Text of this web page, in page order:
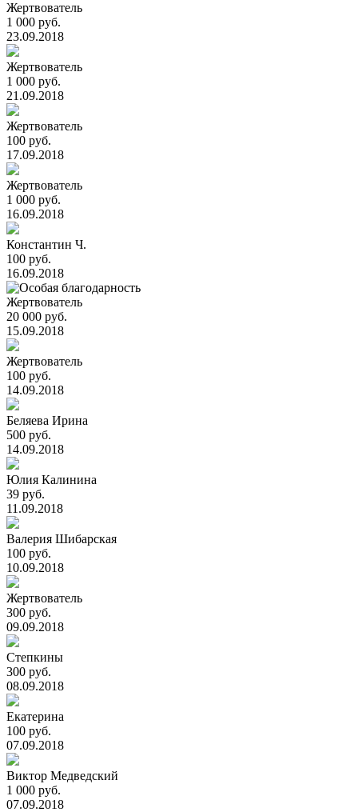
Жертвователь
1 000 руб.
23.09.2018
Жертвователь
1 000 руб.
21.09.2018
Жертвователь
100 руб.
17.09.2018
Жертвователь
1 000 руб.
16.09.2018
Константин Ч.
100 руб.
16.09.2018
Жертвователь
20 000 руб.
15.09.2018
Жертвователь
100 руб.
14.09.2018
Беляева Ирина
500 руб.
14.09.2018
Юлия Калинина
39 руб.
11.09.2018
Валерия Шибарская
100 руб.
10.09.2018
Жертвователь
300 руб.
09.09.2018
Степкины
300 руб.
08.09.2018
Екатерина
100 руб.
07.09.2018
Виктор Медведский
1 000 руб.
07.09.2018